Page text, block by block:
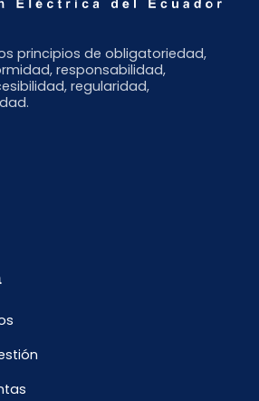
principios de obligatoriedad,
responsabilidad,
regularidad,